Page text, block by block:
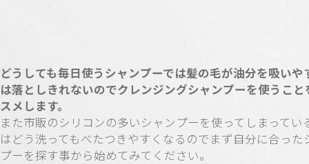
どうしても毎日使うシャンプーでは髪の毛が油分を吸いや
は落としきれないのでクレンジングシャンプーを使うこと
スメします。
また市販のシリコンの多いシャンプーを使ってしまってい
はどう洗ってもべたつきやすくなるのでまず自分に合った
プーを探す事から始めてみてください。